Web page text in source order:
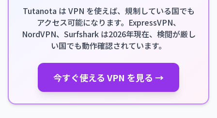
Tutanota は VPN を使えば、規制している国でも
アクセス可能になります。ExpressVPN、
NordVPN、Surfshark は2026年現在、検閲が厳し
い国でも動作確認されています。
今すぐ使える VPN を見る →